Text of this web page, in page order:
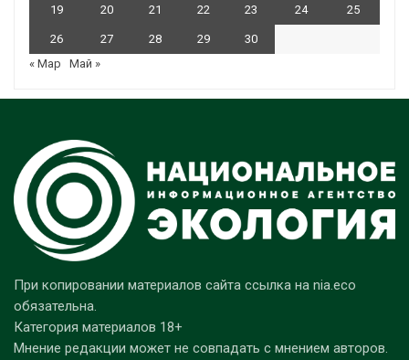
19 20 21 22 23 24 25
26 27 28 29
30
« Мар
Май »
При копировании материалов сайта ссылка на nia.eco
обязательна.
Категория материалов 18+
Мнение редакции может не совпадать с мнением авторов.